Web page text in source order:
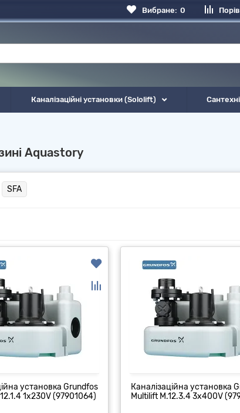
Вибране: 0
Каналізаційні установки (Sololift)
Aquastory
SFA
установка Grundfos
1x230V (97901064)
Каналізаційна установка
Multilift M.12.3.4 3x400V